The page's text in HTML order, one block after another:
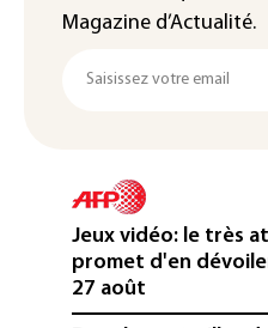
Magazine d’Actualité.
Jeux vidéo: le très
promet d'en
27 août